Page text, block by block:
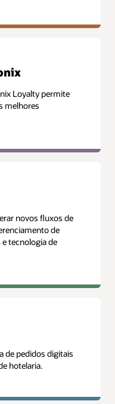
Loyalty permite
melhores
novos fluxos de
de
tecnologia de
de pedidos digitais
hotelaria.